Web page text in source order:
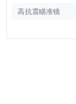
高抗震瞄准镜